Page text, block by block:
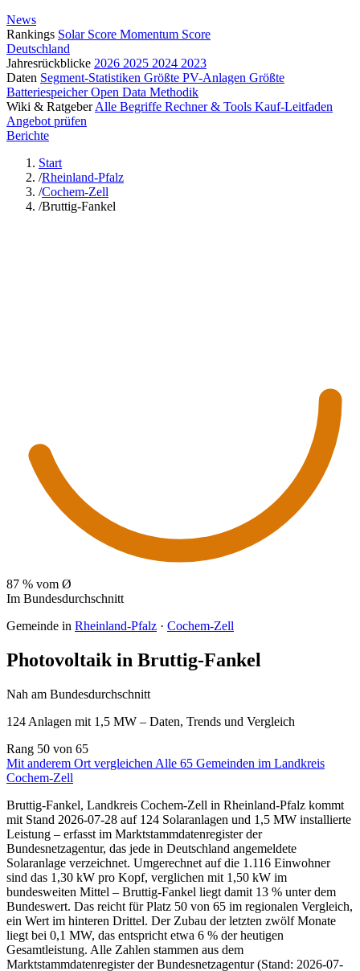
News
Rankings Solar Score Momentum Score
Deutschland
Jahresrückblicke 2026 2025 2024 2023
Daten Segment-Statistiken Größte PV-Anlagen Größte
BatteriespeicherOpen Data Methodik
Wiki & Ratgeber Alle Begriffe Rechner & Tools Kauf-Leitfaden
Angebot prüfen
Berichte
Start
/Rheinland-Pfalz
/Cochem-Zell
/Bruttig-Fankel
87 % vom Ø
Im Bundesdurchschnitt
Gemeinde in Rheinland-Pfalz · Cochem-Zell
Photovoltaik in Bruttig-Fankel
Nah am Bundesdurchschnitt
124 Anlagen mit 1,5 MW – Daten, Trends und Vergleich
Rang 50 von 65
Mit anderem Ort vergleichen Alle 65 Gemeinden im Landkreis
Cochem-Zell
Bruttig-Fankel, Landkreis Cochem-Zell in Rheinland-Pfalz kommt
mit Stand 2026-07-28 auf 124 Solaranlagen und 1,5 MW installierte
Leistung – erfasst im Marktstammdatenregister der
Bundesnetzagentur, das jede in Deutschland angemeldete
Solaranlage verzeichnet. Umgerechnet auf die 1.116 Einwohner
sind das 1,30 kW pro Kopf, verglichen mit 1,50 kW im
bundesweiten Mittel – Bruttig-Fankel liegt damit 13 % unter dem
Bundeswert. Das reicht für Platz 50 von 65 im regionalen Vergleich,
ein Wert im hinteren Drittel. Der Zubau der letzten zwölf Monate
liegt bei 0,1 MW, das entspricht etwa 6 % der heutigen
Gesamtleistung. Alle Zahlen stammen aus dem
Marktstammdatenregister der Bundesnetzagentur (Stand: 2026-07-